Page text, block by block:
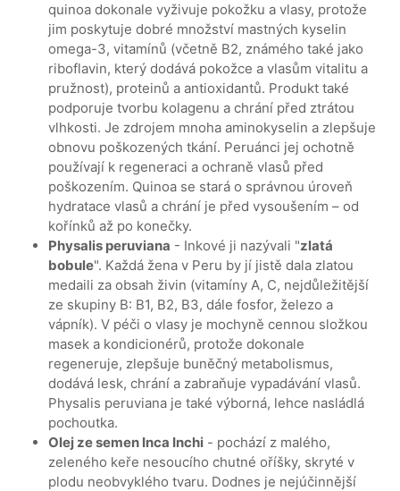
quinoa dokonale vyživuje pokožku a vlasy, protože
jim poskytuje dobré množství mastných kyselin
omega-3, vitamínů (včetně B2, známého také jako
riboflavin, který dodává pokožce a vlasům vitalitu a
pružnost), proteinů a antioxidantů. Produkt také
podporuje tvorbu kolagenu a chrání před ztrátou
vlhkosti. Je zdrojem mnoha aminokyselin a zlepšuje
obnovu poškozených tkání. Peruánci jej ochotně
používají k regeneraci a ochraně vlasů před
poškozením. Quinoa se stará o správnou úroveň
hydratace vlasů a chrání je před vysoušením – od
kořínků až po konečky.
Physalis peruviana - Inkové ji nazývali "zlatá
bobule". Každá žena v Peru by jí jistě dala zlatou
medaili za obsah živin (vitamíny A, C, nejdůležitější
ze skupiny B: B1, B2, B3, dále fosfor, železo a
vápník). V péči o vlasy je mochyně cennou složkou
masek a kondicionérů, protože dokonale
regeneruje, zlepšuje buněčný metabolismus,
dodává lesk, chrání a zabraňuje vypadávání vlasů.
Physalis peruviana je také výborná, lehce nasládlá
pochoutka.
Olej ze semen Inca Inchi - pochází z malého,
zeleného keře nesoucího chutné oříšky, skryté v
plodu neobvyklého tvaru. Dodnes je nejúčinnější